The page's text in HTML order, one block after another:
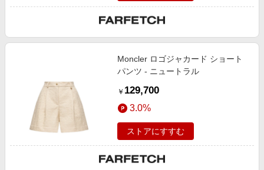
Moncler ロゴジャカード ショート
パンツ - ニュートラル
￥ 129,700
3.0%
ストアにすすむ